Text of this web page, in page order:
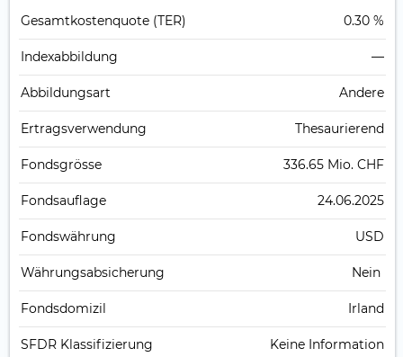
Gesamt­kosten­quote (TER) 0.30 %
Index­abbildung —
Abbildungs­art Andere
Ertrags­verwendung Thesaurierend
Fonds­grösse 336.65 Mio. CHF
Fonds­auflage 24.06.2025
Fonds­währung USD
Währungsabsicherung Nein
Fondsdomizil Irland
SFDR Klassifizierung Keine Information